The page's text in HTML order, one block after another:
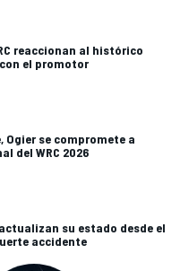
reaccionan al histórico
el promotor
Ogier se compromete a
del WRC 2026
su estado desde el
accidente